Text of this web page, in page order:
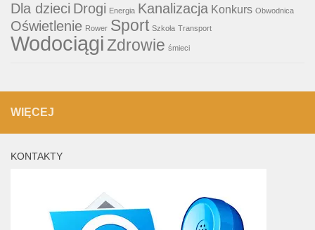
Dla dzieci Drogi Energia Kanalizacja Konkurs Obwodnica
Oświetlenie Rower Sport Szkoła Transport
WodociągiZdrowie śmieci
WIĘCEJ
KONTAKTY